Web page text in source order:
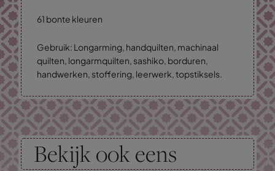
61 bonte kleuren
Gebruik: Longarming, handquilten, machinaal
quilten, longarmquilten, sashiko, borduren,
handwerken, stoffering, leerwerk, topstiksels.
Bekijk ook eens